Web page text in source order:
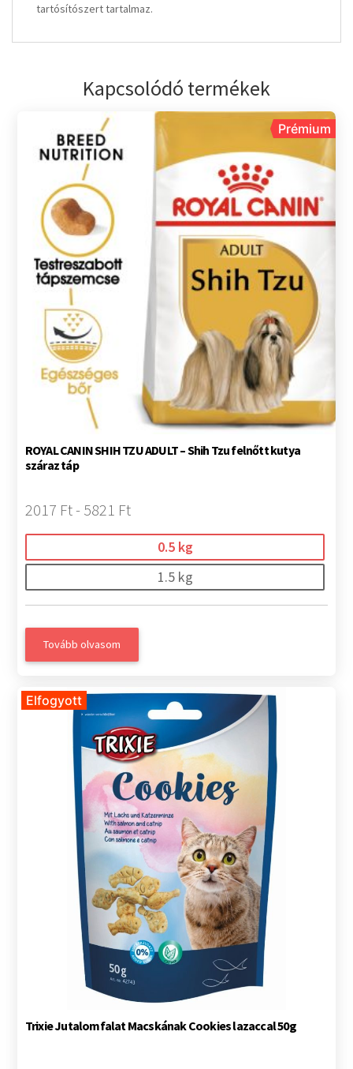
tartósítószert tartalmaz.
Kapcsolódó termékek
Prémium
ROYAL CANIN SHIH TZU ADULT – Shih Tzu felnőtt kutya
száraz táp
2017 Ft - 5821 Ft
0.5 kg
1.5 kg
Tovább olvasom
Elfogyott
Trixie Jutalomfalat Macskának Cookies lazaccal 50g